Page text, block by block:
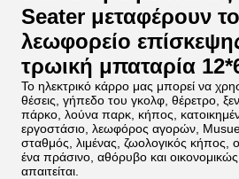
Seater μεταφέρουν
λεωφορείο
τρωική μπαταρία
Το ηλεκτρικό κάρρο μας μπορεί να
θέσεις, γήπεδο του γκολφ, θέρετρο,
πάρκο, λούνα παρκ, κήπος,
εργοστάσιο, λεωφόρος αγορών,
σταθμός, λιμένας, ζωολογικός
ένα πράσινο, αθόρυβο και
απαιτείται.